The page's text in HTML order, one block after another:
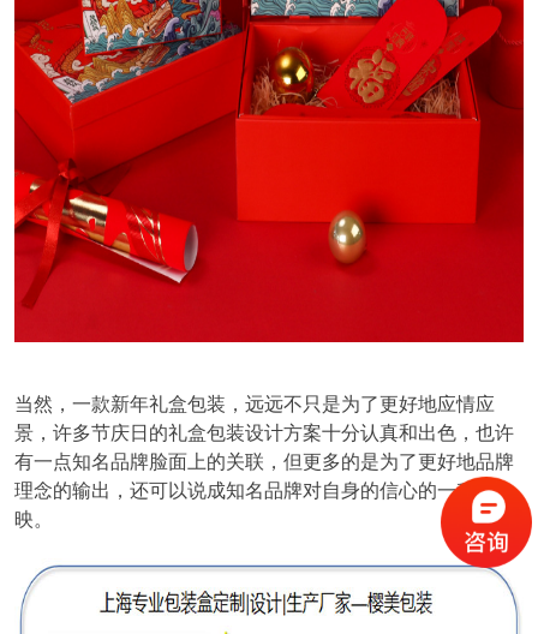
当然，一款新年礼盒包装，远远不只是为了更好地应情应
景，许多节庆日的礼盒包装设计方案十分认真和出色，也许
有一点知名品牌脸面上的关联，但更多的是为了更好地品牌
理念的输出，还可以说成知名品牌对自身的信心的一种反
映。